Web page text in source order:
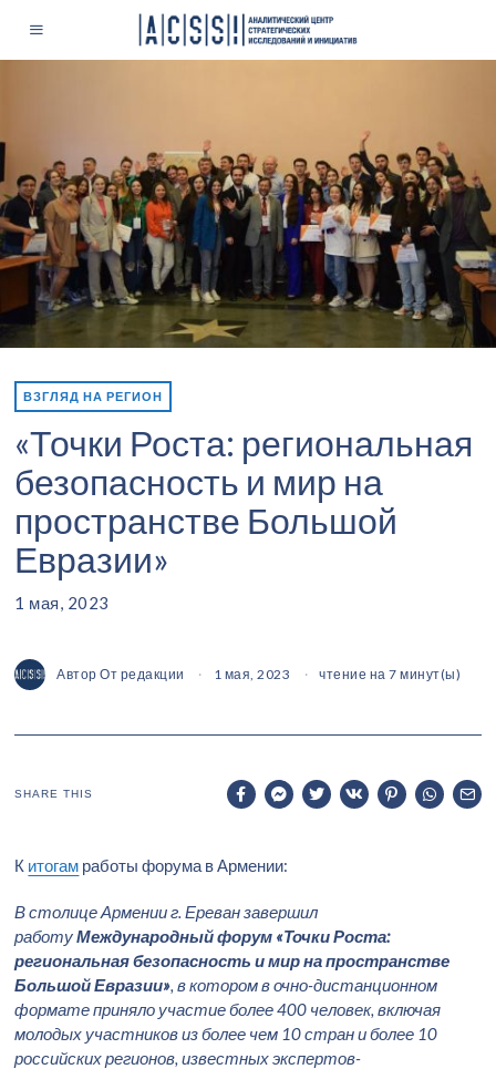
ВЗГЛЯД НА РЕГИОН
«Точки Роста: региональная
безопасность и мир на
пространстве Большой
Евразии»
1 мая, 2023
АвторОт редакции 1 мая, 2023 чтение на 7 минут(ы)
SHARE THIS
К итогам работы форума в Армении:
В столице Армении г. Ереван завершил
работуМеждународный форум «Точки Роста:
региональная безопасность и мир на пространстве
Большой Евразии», в котором в очно-дистанционном
формате приняло участие более 400 человек, включая
молодых участников из более чем 10 стран и более 10
российских регионов, известных экспертов-